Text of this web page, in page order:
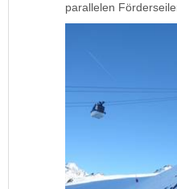
parallelen